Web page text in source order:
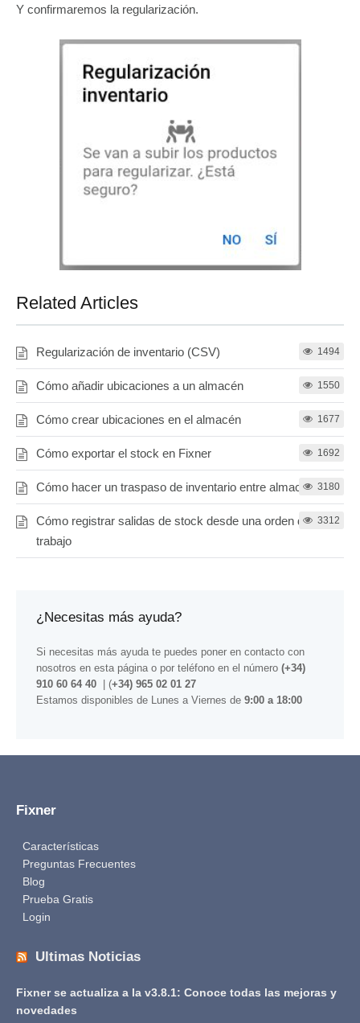
Y confirmaremos la regularización.
Related Articles
Regularización de inventario (CSV) 1494
Cómo añadir ubicaciones a un almacén 1550
Cómo crear ubicaciones en el almacén 1677
Cómo exportar el stock en Fixner 1692
Cómo hacer un traspaso de inventario entre almacenes3180
Cómo registrar salidas de stock desde una orden de
trabajo
3312
¿Necesitas más ayuda?
Si necesitas más ayuda te puedes poner en contacto con
nosotros en esta páginao por teléfono en el número (+34)
910 60 64 40
| (+34) 965 02 01 27
Estamos disponibles de Lunes a Viernes de 9:00 a 18:00
Fixner
Características
Preguntas Frecuentes
Blog
Prueba Gratis
Login
Ultimas Noticias
Fixner se actualiza a la v3.8.1: Conoce todas las mejoras y
novedades